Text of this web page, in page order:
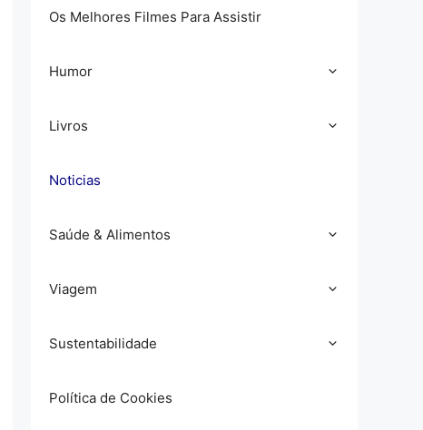
Os Melhores Filmes Para Assistir
Humor
Livros
Noticias
Saúde & Alimentos
Viagem
Sustentabilidade
Política de Cookies